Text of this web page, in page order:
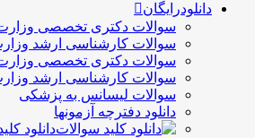
دانلودرایگان
سوالات دکتری تخصصی
سوالات کارشناسی ارشد
سوالات دکتری تخصصی
سوالات کارشناسی ارشد
سوالات لیسانس به پزشکی
دانلود دفترچه آزمونها
دانلود